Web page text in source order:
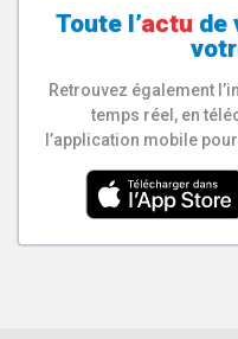
Toute l’actu de
Retrouvez également
temps réel, en
l’application mobile